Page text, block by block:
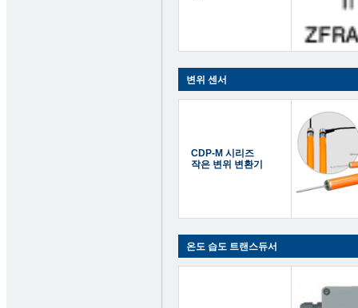
변위 센서
CDP-M 시리즈
작은 변위 변환기
온도 습도 트랜스듀서